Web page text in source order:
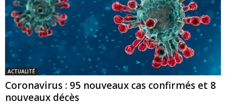
ACTUALITÉ
Coronavirus : 95 nouveaux cas confirmés et 8
nouveaux décès